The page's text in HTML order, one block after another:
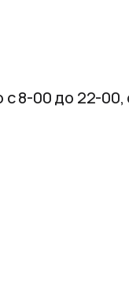
8-00 до 22-00,